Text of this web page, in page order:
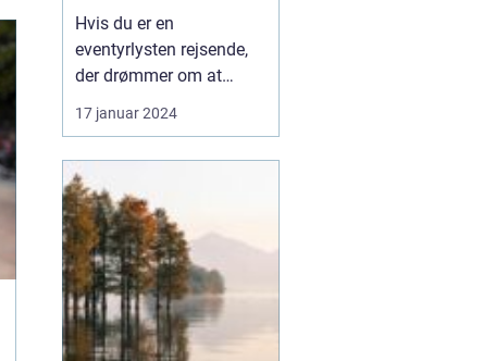
Rejsende
Hvis du er en
eventyrlysten rejsende,
der drømmer om at
udforske fjerntliggende
og eksotiske
uden tvivl et sted, du bør
have på din bucket list.
Denne artikel er en
omfattende guide til en
rejse til Bali, der vil give
dig al...
17 januar 2024